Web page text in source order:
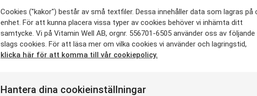
Cookies ("kakor") består av små textfiler. Dessa innehåller data som lagras på
enhet. För att kunna placera vissa typer av cookies behöver vi inhämta ditt
samtycke. Vi på Vitamin Well AB, orgnr. 556701-6505 använder oss av följande
slags cookies. För att läsa mer om vilka cookies vi använder och lagringstid,
klicka här för att komma till vår cookiepolicy.
Hantera dina cookieinställningar